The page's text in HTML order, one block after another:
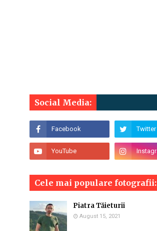
Social Media:
Cele mai populare fotografii:
Piatra Tăieturii
August 15, 2021